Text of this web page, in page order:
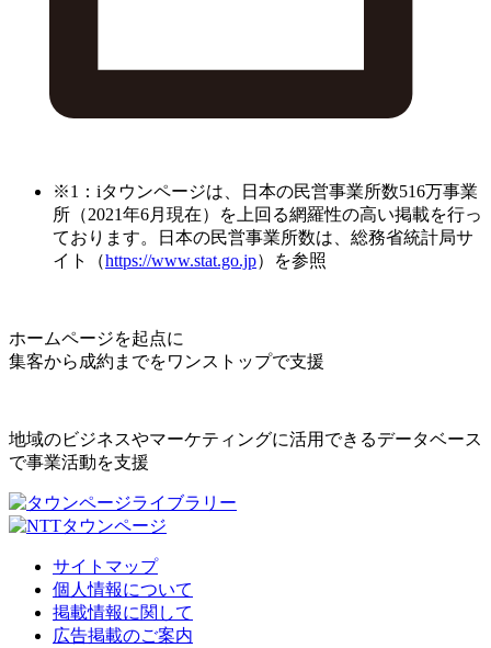
※1：iタウンページは、日本の民営事業所数516万事業
所（2021年6月現在）を上回る網羅性の高い掲載を行っ
ております。日本の民営事業所数は、総務省統計局サ
イト（https://www.stat.go.jp）を参照
ホームページを起点に
集客から成約までをワンストップで支援
地域のビジネスやマーケティングに活用できるデータベース
で事業活動を支援
サイトマップ
個人情報について
掲載情報に関して
広告掲載のご案内